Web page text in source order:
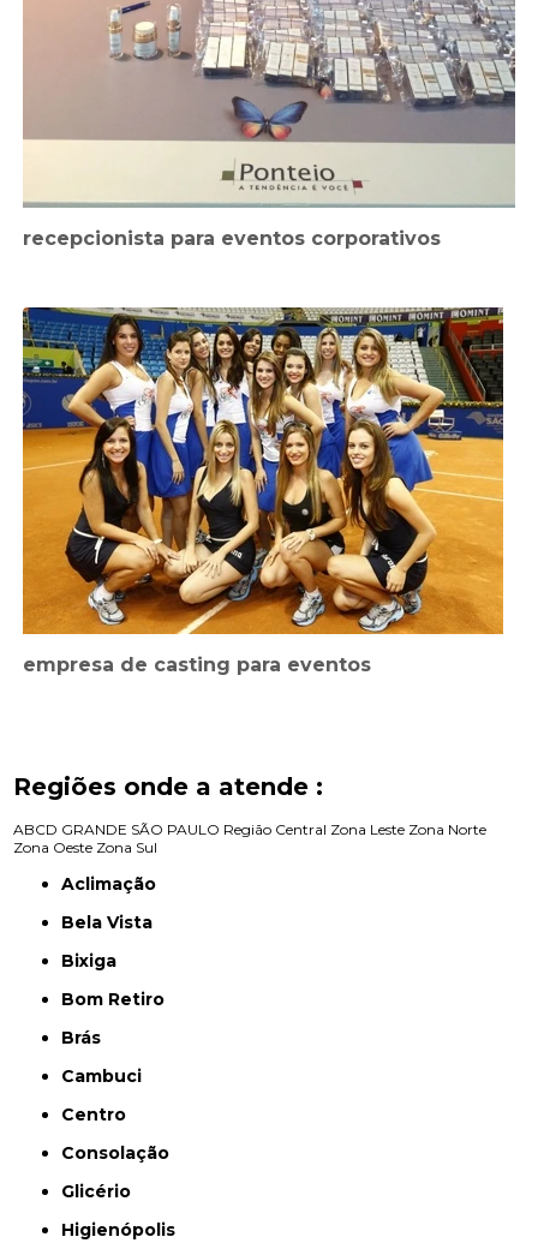
recepcionista para eventos corporativos
empresa de casting para eventos
Regiões onde a atende :
ABCD GRANDE SÃO PAULO Região Central Zona Leste Zona Norte
Zona Oeste Zona Sul
Aclimação
Bela Vista
Bixiga
Bom Retiro
Brás
Cambuci
Centro
Consolação
Glicério
Higienópolis